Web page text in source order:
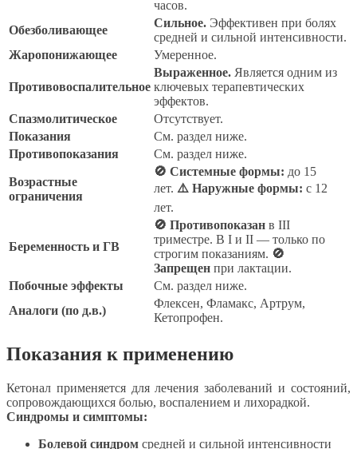
часов.
Обезболивающее
Сильное. Эффективен при болях
средней и сильной интенсивности.
Жаропонижающее
Умеренное.
Противовоспалительное
Выраженное. Является одним из
ключевых терапевтических
эффектов.
Спазмолитическое
Отсутствует.
Показания
См. раздел ниже.
Противопоказания
См. раздел ниже.
Возрастные
ограничения
🚫 Системные формы: до 15
лет. ⚠️ Наружные формы: с 12
лет.
Беременность и ГВ
🚫 Противопоказан в III
триместре. В I и II — только по
строгим показаниям. 🚫
Запрещен при лактации.
Побочные эффекты
См. раздел ниже.
Аналоги (по д.в.)
Флексен, Фламакс, Артрум,
Кетопрофен.
Показания к применению
Кетонал применяется для лечения заболеваний и состояний,
сопровождающихся болью, воспалением и лихорадкой.
Синдромы и симптомы:
Болевой синдром средней и сильной интенсивности